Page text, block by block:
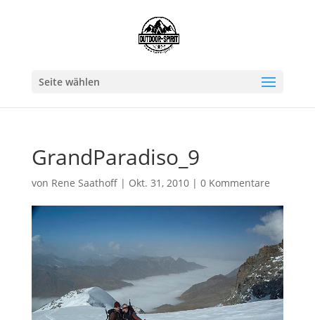
Seite wählen
GrandParadiso_9
von Rene Saathoff| Okt. 31, 2010| 0 Kommentare